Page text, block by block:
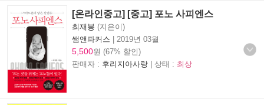
[온라인중고] [중고] 포노 사피엔스
최재붕 (지은이)
쌤앤파커스 | 2019년 03월
5,500원 (67% 할인)
판매자 : 후리지아사랑 | 상태 : 최상